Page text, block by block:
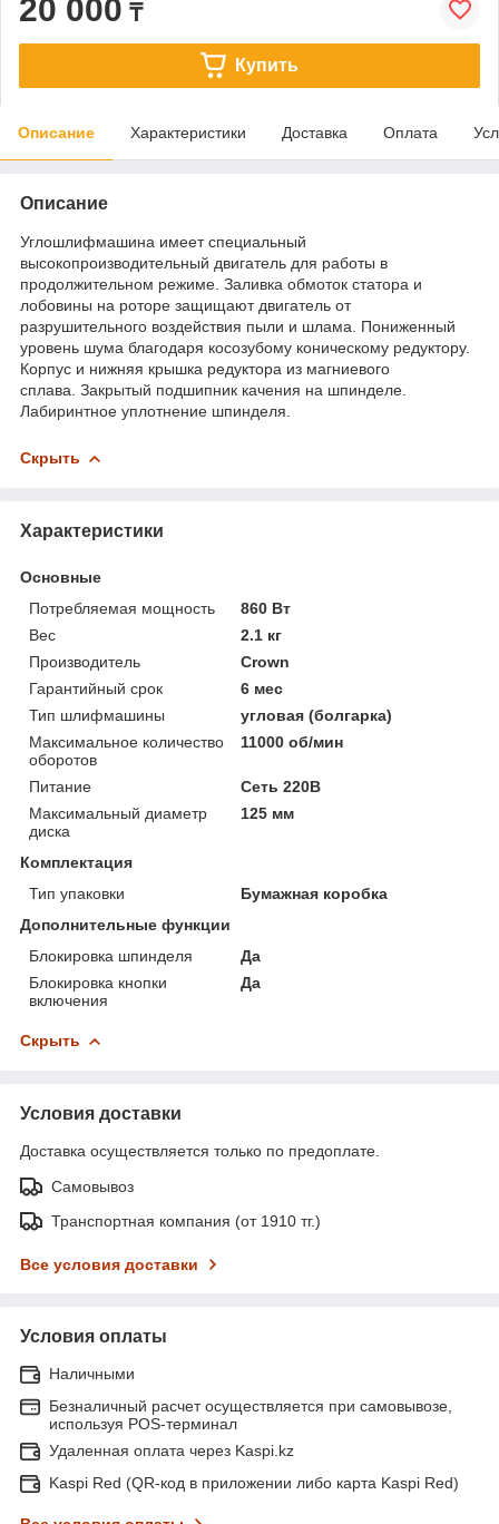
20 000 ₸
Купить
Описание Характеристики Доставка Оплата
Описание
Углошлифмашина имеет специальный
высокопроизводительный двигатель для работы в
продолжительном режиме. Заливка обмоток статора и
лобовины на роторе защищают двигатель от
разрушительного воздействия пыли и шлама. Пониженный
уровень шума благодаря косозубому коническому редуктору.
Корпус и нижняя крышка редуктора из магниевого
сплава. Закрытый подшипник качения на шпинделе.
Лабиринтное уплотнение шпинделя.
Скрыть
Характеристики
Основные
Потребляемая мощность
860 Вт
Вес
2.1 кг
Производитель
Crown
Гарантийный срок
6 мес
Тип шлифмашины
угловая (болгарка)
Максимальное количество
оборотов
11000 об/мин
Питание
Сеть 220В
Максимальный диаметр
диска
125 мм
Комплектация
Тип упаковки
Бумажная коробка
Дополнительные функции
Блокировка шпинделя
Да
Блокировка кнопки
включения
Да
Скрыть
Условия доставки
Доставка осуществляется только по предоплате.
Самовывоз
Транспортная компания (от 1910 тг.)
Все условия доставки
Условия оплаты
Наличными
Безналичный расчет осуществляется при самовывозе,
используя POS-терминал
Удаленная оплата через Kaspi.kz
Kaspi Red (QR-код в приложении либо карта Kaspi Red)